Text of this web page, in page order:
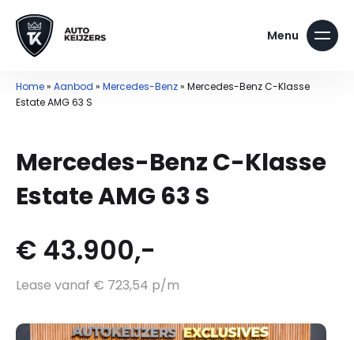
Home» Aanbod » Mercedes-Benz» Mercedes-Benz C-Klasse
Estate AMG 63 S
Mercedes-Benz C-Klasse
Estate AMG 63 S
€ 43.900,-
Lease vanaf € 723,54 p/m